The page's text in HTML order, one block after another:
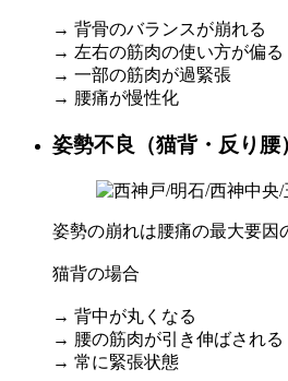
→ 背骨のバランスが崩れる
→ 左右の筋肉の使い方が偏る
→ 一部の筋肉が過緊張
→ 腰痛が慢性化
姿勢不良（猫背・反り腰
姿勢の崩れは腰痛の最大要因
猫背の場合
→ 背中が丸くなる
→ 腰の筋肉が引き伸ばされる
→ 常に緊張状態